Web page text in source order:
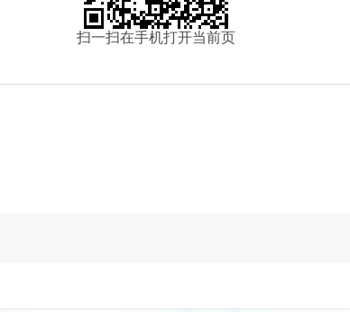
扫一扫在手机打开当前页